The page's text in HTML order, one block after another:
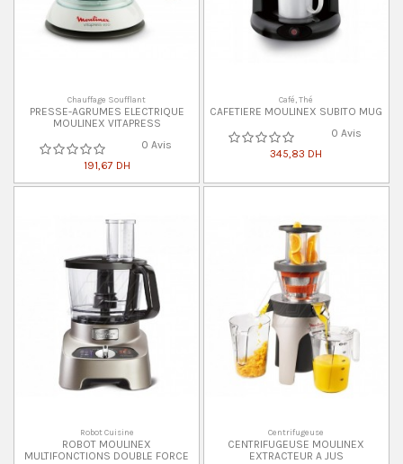
Chauffage Soufflant
PRESSE-AGRUMES ELECTRIQUE
MOULINEX VITAPRESS
0 Avis
191,67 DH
Café, Thé
CAFETIERE MOULINEX SUBITO MUG
0 Avis
345,83 DH
Robot Cuisine
ROBOT MOULINEX
MULTIFONCTIONS DOUBLE FORCE
Centrifugeuse
CENTRIFUGEUSE MOULINEX
EXTRACTEUR A JUS